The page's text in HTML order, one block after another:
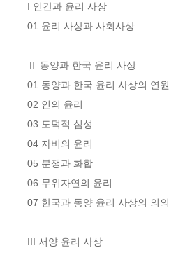
I 인간과 윤리 사상
01 윤리 사상과 사회사상
Ⅱ 동양과 한국 윤리 사상
01 동양과 한국 윤리 사상의 연원
02 인의 윤리
03 도덕적 심성
04 자비의 윤리
05 분쟁과 화합
06 무위자연의 윤리
07 한국과 동양 윤리 사상의 의의
III 서양 윤리 사상